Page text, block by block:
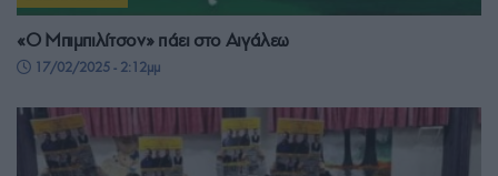
«Ο Μπιμπιλίτσον» πάει στο Αιγάλεω
17/02/2025 - 2:12μμ